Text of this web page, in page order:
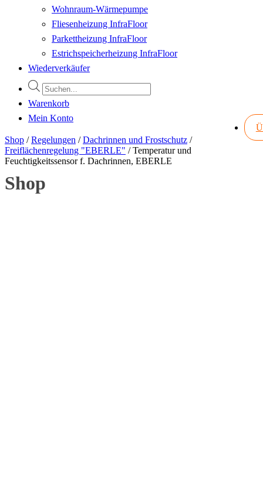
Wohnraum-Wärmepumpe
Fliesenheizung InfraFloor
Parkettheizung InfraFloor
Estrichspeicherheizung InfraFloor
Wiederverkäufer
Products
search
Warenkorb
Mein Konto
Shop /Regelungen /Dachrinnen und Frostschutz /
Freiflächenregelung "EBERLE" /Temperatur und
Feuchtigkeitssensor f. Dachrinnen, EBERLE
Shop